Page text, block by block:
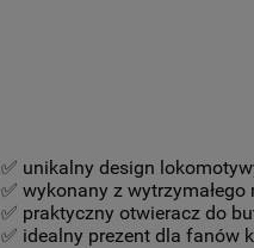
✅ unikalny design
✅ wykonany z wytrzymałego
✅ praktyczny otwieracz do
✅ idealny prezent dla fanów